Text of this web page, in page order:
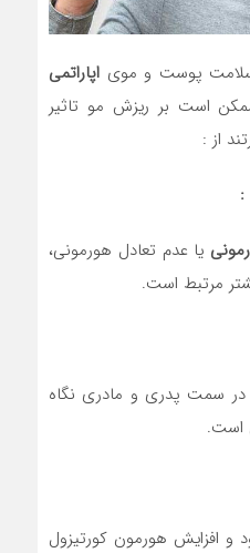
پوست و موی اپاراتمی
است بر ریزش مو تاثیر
از :
:
یا عدم تعادل هورمونی،
مرتبط است.
در سمت پدری و مادری نگاه
است.
افزایش هورمون کورتیزول